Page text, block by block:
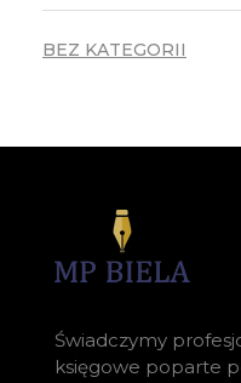
BEZ KATEGORII
Świadczymy
księgowe poparte